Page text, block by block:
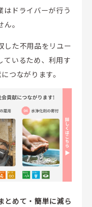
はドライバーが行う
。
した不用品をリユー
ているため、利用す
つながります。
とめて・簡単に減ら